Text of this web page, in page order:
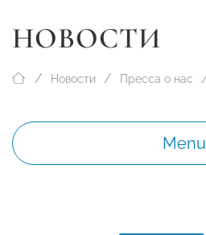
НОВОСТИ
Новости Пресса о нас
Menu